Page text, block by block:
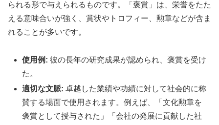
られる形で与えられるものです。「褒賞」は、栄誉をたた
える意味合いが強く、賞状やトロフィー、勲章などが含ま
れることが多いです。
使用例: 彼の長年の研究成果が認められ、褒賞を受け
た。
適切な文脈: 卓越した業績や功績に対して社会的に称
賛する場面で使用されます。例えば、「文化勲章を
褒賞として授与された」「会社の発展に貢献した社